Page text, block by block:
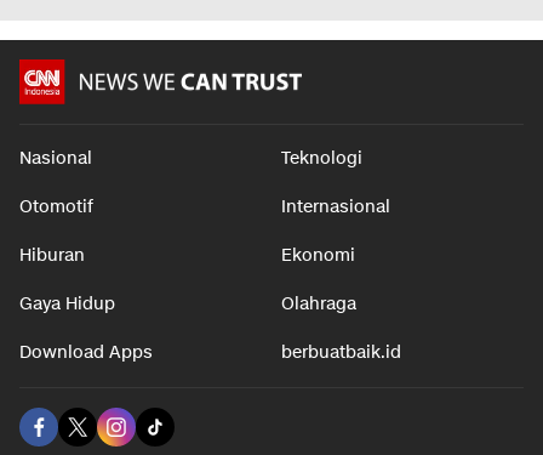
Nasional Teknologi
Otomotif Internasional
Hiburan Ekonomi
Gaya Hidup Olahraga
Download Apps berbuatbaik.id